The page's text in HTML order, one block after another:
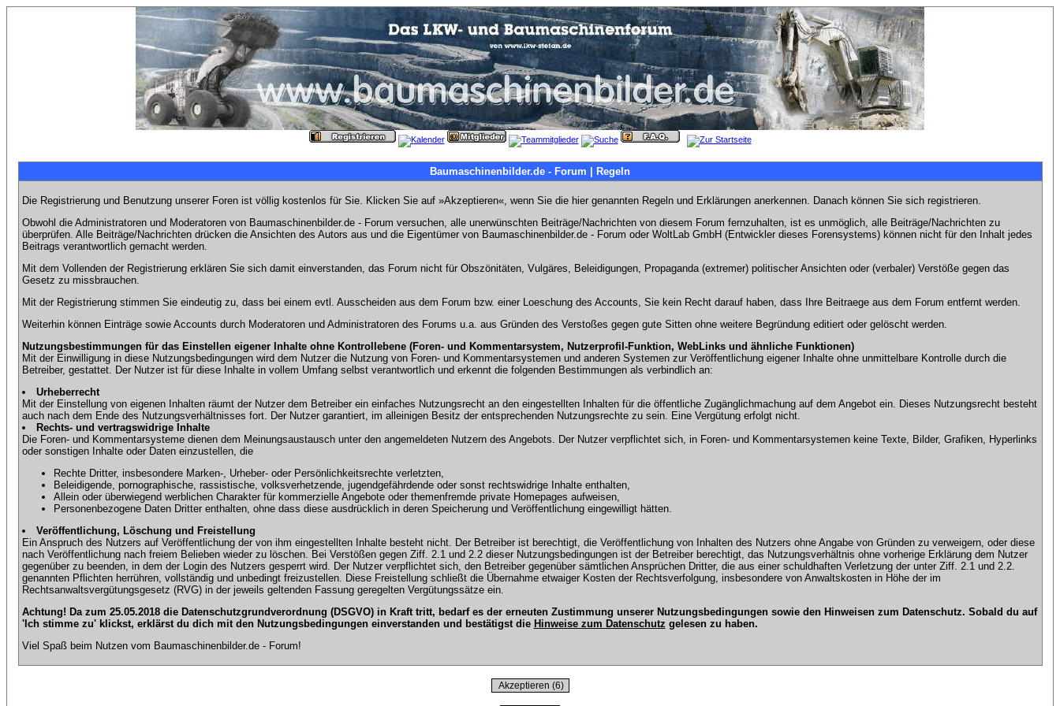
Baumaschinenbilder.de - Forum | Regeln
Die Registrierung und Benutzung unserer Foren ist völlig kostenlos für Sie. Klicken Sie auf »Akzeptieren«, wenn Sie die hier genannten Regeln und Erklärungen anerkennen. Danach können Sie sich registrieren.
Obwohl die Administratoren und Moderatoren von Baumaschinenbilder.de - Forum versuchen, alle unerwünschten Beiträge/Nachrichten von diesem Forum fernzuhalten, ist es unmöglich, alle Beiträge/Nachrichten zu
überprüfen. Alle Beiträge/Nachrichten drücken die Ansichten des Autors aus und die Eigentümer von Baumaschinenbilder.de - Forum oder WoltLab GmbH (Entwickler dieses Forensystems) können nicht für den Inhalt jedes
Beitrags verantwortlich gemacht werden.
Mit dem Vollenden der Registrierung erklären Sie sich damit einverstanden, das Forum nicht für Obszönitäten, Vulgäres, Beleidigungen, Propaganda (extremer) politischer Ansichten oder (verbaler) Verstöße gegen das
Gesetz zu missbrauchen.
Mit der Registrierung stimmen Sie eindeutig zu, dass bei einem evtl. Ausscheiden aus dem Forum bzw. einer Loeschung des Accounts, Sie kein Recht darauf haben, dass Ihre Beitraege aus dem Forum entfernt werden.
Weiterhin können Einträge sowie Accounts durch Moderatoren und Administratoren des Forums u.a. aus Gründen des Verstoßes gegen gute Sitten ohne weitere Begründung editiert oder gelöscht werden.
Nutzungsbestimmungen für das Einstellen eigener Inhalte ohne Kontrollebene (Foren- und Kommentarsystem, Nutzerprofil-Funktion, WebLinks und ähnliche Funktionen)
Mit der Einwilligung in diese Nutzungsbedingungen wird dem Nutzer die Nutzung von Foren- und Kommentarsystemen und anderen Systemen zur Veröffentlichung eigener Inhalte ohne unmittelbare Kontrolle durch die
Betreiber, gestattet. Der Nutzer ist für diese Inhalte in vollem Umfang selbst verantwortlich und erkennt die folgenden Bestimmungen als verbindlich an:
Urheberrecht
Mit der Einstellung von eigenen Inhalten räumt der Nutzer dem Betreiber ein einfaches Nutzungsrecht an den eingestellten Inhalten für die öffentliche Zugänglichmachung auf dem Angebot ein. Dieses Nutzungsrecht besteht
auch nach dem Ende des Nutzungsverhältnisses fort. Der Nutzer garantiert, im alleinigen Besitz der entsprechenden Nutzungsrechte zu sein. Eine Vergütung erfolgt nicht.
Rechts- und vertragswidrige Inhalte
Die Foren- und Kommentarsysteme dienen dem Meinungsaustausch unter den angemeldeten Nutzern des Angebots. Der Nutzer verpflichtet sich, in Foren- und Kommentarsystemen keine Texte, Bilder, Grafiken, Hyperlinks
oder sonstigen Inhalte oder Daten einzustellen, die
Rechte Dritter, insbesondere Marken-, Urheber- oder Persönlichkeitsrechte verletzten,
Beleidigende, pornographische, rassistische, volksverhetzende, jugendgefährdende oder sonst rechtswidrige Inhalte enthalten,
Allein oder überwiegend werblichen Charakter für kommerzielle Angebote oder themenfremde private Homepages aufweisen,
Personenbezogene Daten Dritter enthalten, ohne dass diese ausdrücklich in deren Speicherung und Veröffentlichung eingewilligt hätten.
Veröffentlichung, Löschung und Freistellung
Ein Anspruch des Nutzers auf Veröffentlichung der von ihm eingestellten Inhalte besteht nicht. Der Betreiber ist berechtigt, die Veröffentlichung von Inhalten des Nutzers ohne Angabe von Gründen zu verweigern, oder diese
nach Veröffentlichung nach freiem Belieben wieder zu löschen. Bei Verstößen gegen Ziff. 2.1 und 2.2 dieser Nutzungsbedingungen ist der Betreiber berechtigt, das Nutzungsverhältnis ohne vorherige Erklärung dem Nutzer
gegenüber zu beenden, in dem der Login des Nutzers gesperrt wird. Der Nutzer verpflichtet sich, den Betreiber gegenüber sämtlichen Ansprüchen Dritter, die aus einer schuldhaften Verletzung der unter Ziff. 2.1 und 2.2.
genannten Pflichten herrühren, vollständig und unbedingt freizustellen. Diese Freistellung schließt die Übernahme etwaiger Kosten der Rechtsverfolgung, insbesondere von Anwaltskosten in Höhe der im
Rechtsanwaltsvergütungsgesetz (RVG) in der jeweils geltenden Fassung geregelten Vergütungssätze ein.
Achtung! Da zum 25.05.2018 die Datenschutzgrundverordnung (DSGVO) in Kraft tritt, bedarf es der erneuten Zustimmung unserer Nutzungsbedingungen sowie den Hinweisen zum Datenschutz. Sobald du auf
'Ich stimme zu' klickst, erklärst du dich mit den Nutzungsbedingungen einverstanden und bestätigst die Hinweise zum Datenschutz gelesen zu haben.
Viel Spaß beim Nutzen vom Baumaschinenbilder.de - Forum!